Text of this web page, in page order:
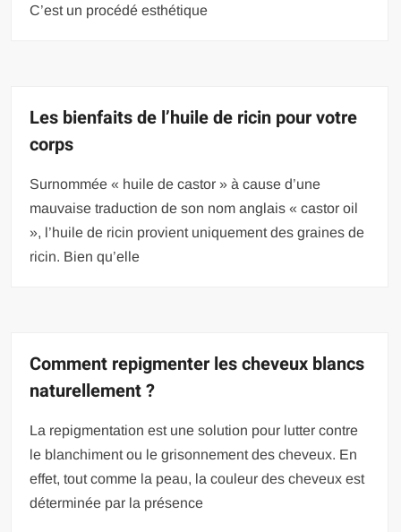
C’est un procédé esthétique
Les bienfaits de l’huile de ricin pour votre
corps
Surnommée « huile de castor » à cause d’une
mauvaise traduction de son nom anglais « castor oil
», l’huile de ricin provient uniquement des graines de
ricin. Bien qu’elle
Comment repigmenter les cheveux blancs
naturellement ?
La repigmentation est une solution pour lutter contre
le blanchiment ou le grisonnement des cheveux. En
effet, tout comme la peau, la couleur des cheveux est
déterminée par la présence